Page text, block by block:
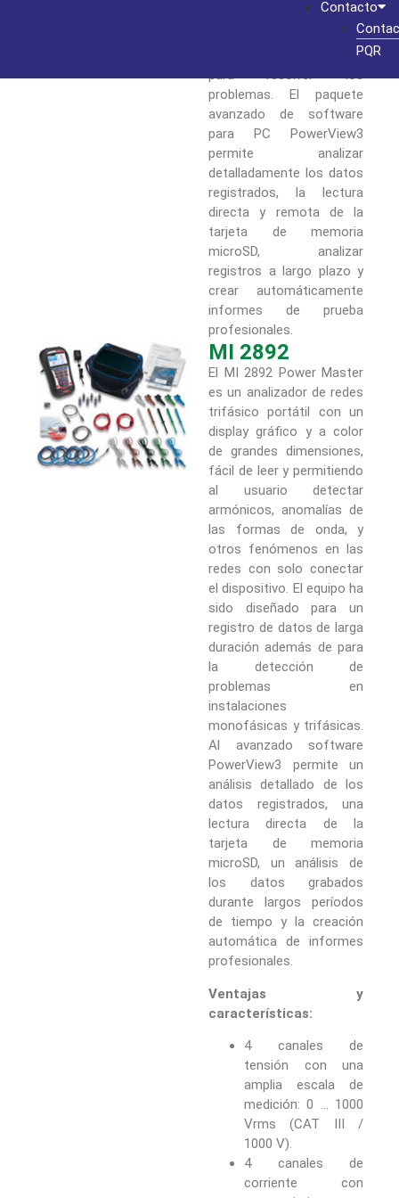
Contacto
PQR
usuario y le permiten
tener una visión general
de los datos más rápida
para resolver los
problemas. El paquete
avanzado de software
para PC PowerView3
permite analizar
detalladamente los datos
registrados, la lectura
directa y remota de la
tarjeta de memoria
microSD, analizar
registros a largo plazo y
crear automáticamente
informes de prueba
profesionales.
MI 2892
El MI 2892 Power Master
es un analizador de redes
trifásico portátil con un
display gráfico y a color
de grandes dimensiones,
fácil de leer y permitiendo
al usuario detectar
armónicos, anomalías de
las formas de onda, y
otros fenómenos en las
redes con solo conectar
el dispositivo. El equipo ha
sido diseñado para un
registro de datos de larga
duración además de para
la detección de
problemas en
instalaciones
monofásicas y trifásicas.
Al avanzado software
PowerView3 permite un
análisis detallado de los
datos registrados, una
lectura directa de la
tarjeta de memoria
microSD, un análisis de
los datos grabados
durante largos períodos
de tiempo y la creación
automática de informes
profesionales.
Ventajas y
características:
4 canales de
tensión con una
amplia escala de
medición: 0 … 1000
Vrms (CAT III /
1000 V).
4 canales de
corriente con